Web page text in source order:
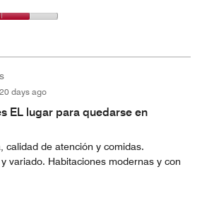
20 days ago
EL lugar para quedarse en
calidad de atención y comidas.
variado. Habitaciones modernas y con